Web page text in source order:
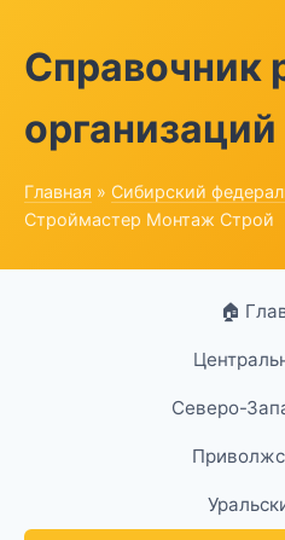
Справочник
организаций
Главная » Сибирский
Строймастер Монтаж Строй
🏠
Северо-